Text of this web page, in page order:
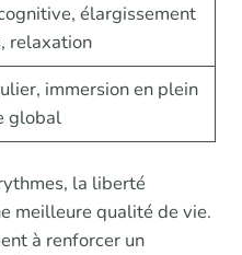
élargissement
relaxation
immersion en plein
global
la liberté
meilleure qualité de vie.
à renforcer un